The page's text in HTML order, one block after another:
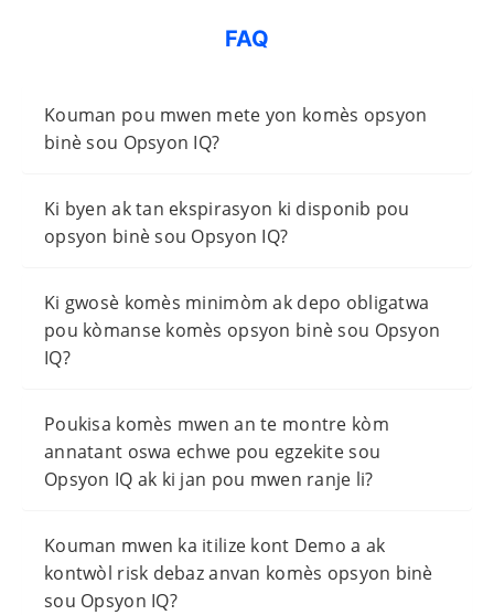
FAQ
Kouman pou mwen mete yon komès opsyon
binè sou Opsyon IQ?
Ki byen ak tan ekspirasyon ki disponib pou
opsyon binè sou Opsyon IQ?
Ki gwosè komès minimòm ak depo obligatwa
pou kòmanse komès opsyon binè sou Opsyon
IQ?
Poukisa komès mwen an te montre kòm
annatant oswa echwe pou egzekite sou
Opsyon IQ ak ki jan pou mwen ranje li?
Kouman mwen ka itilize kont Demo a ak
kontwòl risk debaz anvan komès opsyon binè
sou Opsyon IQ?